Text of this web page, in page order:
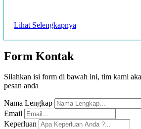
Lihat Selengkapnya
Form Kontak
Silahkan isi form di bawah ini, tim kami
pesan anda
Nama Lengkap
Email
Keperluan